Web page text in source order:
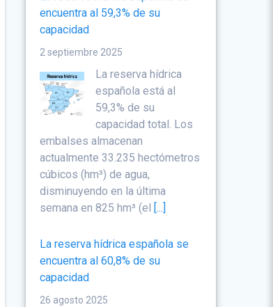
encuentra al 59,3% de su
capacidad
2 septiembre 2025
La reserva hídrica
española está al
59,3% de su
capacidad total. Los
embalses almacenan
actualmente 33.235 hectómetros
cúbicos (hm³) de agua,
disminuyendo en la última
semana en 825 hm³ (el [...]
La reserva hídrica española se
encuentra al 60,8% de su
capacidad
26 agosto 2025